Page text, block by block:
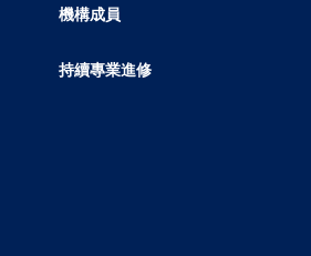
機構成員
持續專業進修